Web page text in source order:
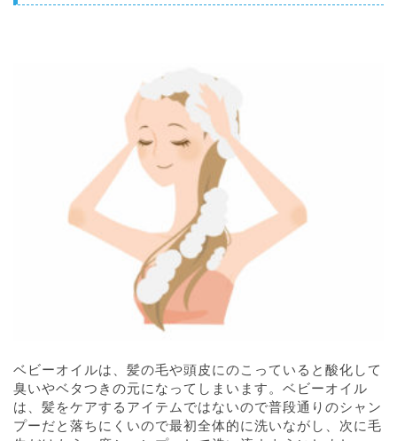
ベビーオイルは、髪の毛や頭皮にのこっていると酸化して
臭いやベタつきの元になってしまいます。ベビーオイル
は、髪をケアするアイテムではないので普段通りのシャン
プーだと落ちにくいので最初全体的に洗いながし、次に毛